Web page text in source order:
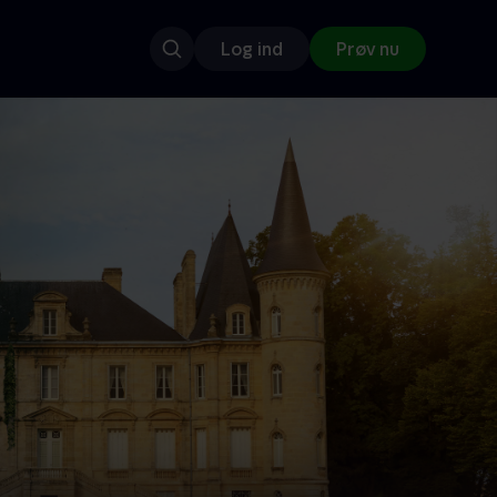
Log ind Prøv nu